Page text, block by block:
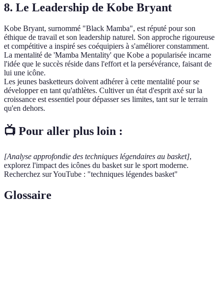
8. Le Leadership de Kobe Bryant
Kobe Bryant, surnommé "Black Mamba", est réputé pour son
éthique de travail et son leadership naturel. Son approche rigoureuse
et compétitive a inspiré ses coéquipiers à s'améliorer constamment.
La mentalité de 'Mamba Mentality' que Kobe a popularisée incarne
l'idée que le succès réside dans l'effort et la persévérance, faisant de
lui une icône.
Les jeunes basketteurs doivent adhérer à cette mentalité pour se
développer en tant qu'athlètes. Cultiver un état d'esprit axé sur la
croissance est essentiel pour dépasser ses limites, tant sur le terrain
qu'en dehors.
📺 Pour aller plus loin :
[Analyse approfondie des techniques légendaires au basket],
explorez l'impact des icônes du basket sur le sport moderne.
Recherchez sur YouTube : "techniques légendes basket"
Glossaire